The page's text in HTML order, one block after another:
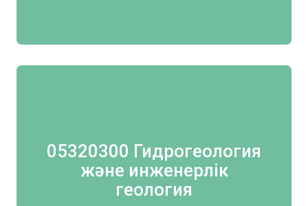
05320300 Гидрогеология
және инженерлік
геология